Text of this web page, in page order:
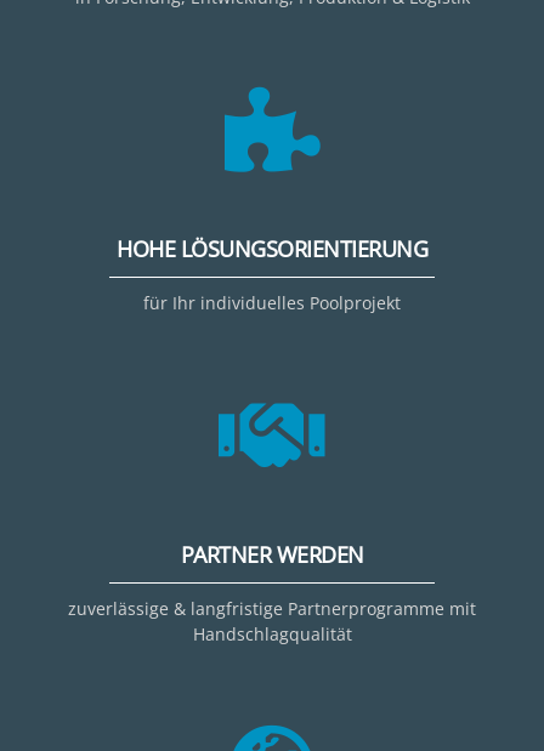
HOHE LÖSUNGSORIENTIERUNG
für Ihr individuelles Poolprojekt
PARTNER WERDEN
zuverlässige & langfristige Partnerprogramme mit
Handschlagqualität